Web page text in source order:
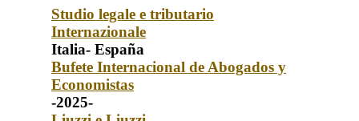
Studio legale e tributario
Internazionale
Italia- España
Bufete Internacional de Abogados y
Economistas
-2025-